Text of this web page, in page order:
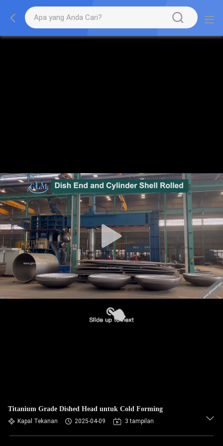
Titanium Grade Dished Head untuk Cold Forming
Kapal Tekanan 2025-04-09 3 tampilan